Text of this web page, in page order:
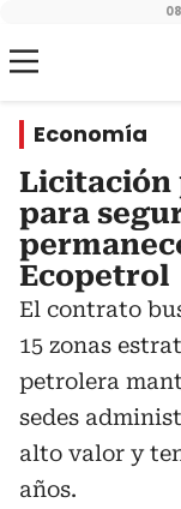
Economía
Licitación
para
Ecopetrol
El contrato
15 zonas
petrolera
sedes
alto valor y
años.